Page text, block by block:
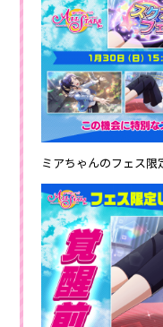
ミアちゃんのフェス限